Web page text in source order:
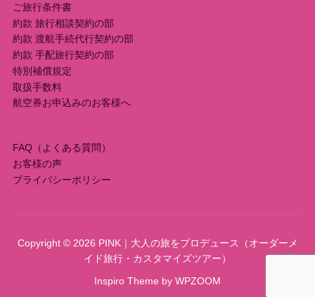
ョ
ン
ご旅行条件書
約款 旅行相談契約の部
約款 渡航手続代行契約の部
約款 手配旅行契約の部
特別補償規定
取扱手数料
航空券お申込みのお客様へ
FAQ（よくある質問）
お客様の声
プライバシーポリシー
Copyright © 2026 PINK｜大人の旅をプロデュース（オーダーメ
イド旅行・カスタマイズツアー）
Inspiro Theme by WPZOOM